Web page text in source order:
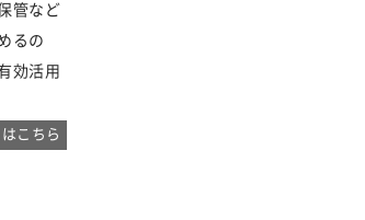
管など
るの
効活用
こちら